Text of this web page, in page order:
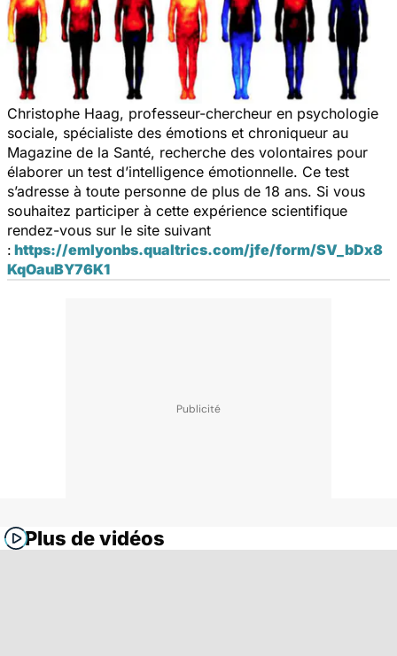
Christophe Haag, professeur-chercheur en psychologie
sociale, spécialiste des émotions et chroniqueur au
Magazine de la Santé, recherche des volontaires pour
élaborer un test d’intelligence émotionnelle. Ce test
s’adresse à toute personne de plus de 18 ans. Si vous
souhaitez participer à cette expérience scientifique
rendez-vous sur le site suivant
: https://emlyonbs.qualtrics.com/jfe/form/SV_ bDx8
KqOauBY76K1
Plus de vidéos